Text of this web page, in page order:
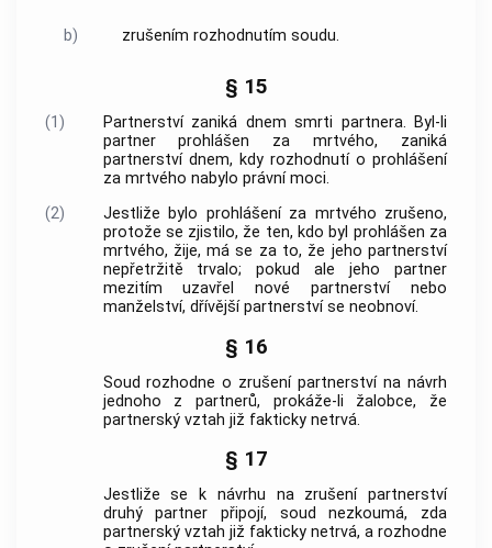
b) zrušením rozhodnutím soudu.
§ 15
(1)
Partnerství zaniká dnem smrti partnera. Byl-li
partner prohlášen za mrtvého, zaniká
partnerství dnem, kdy rozhodnutí o prohlášení
za mrtvého nabylo právní moci.
(2)
Jestliže bylo prohlášení za mrtvého zrušeno,
protože se zjistilo, že ten, kdo byl prohlášen za
mrtvého, žije, má se za to, že jeho partnerství
nepřetržitě trvalo; pokud ale jeho partner
mezitím uzavřel nové partnerství nebo
manželství, dřívější partnerství se neobnoví.
§ 16
Soud rozhodne o zrušení partnerství na návrh
jednoho z partnerů, prokáže-li žalobce, že
partnerský vztah již fakticky netrvá.
§ 17
Jestliže se k návrhu na zrušení partnerství
druhý partner připojí, soud nezkoumá, zda
partnerský vztah již fakticky netrvá, a rozhodne